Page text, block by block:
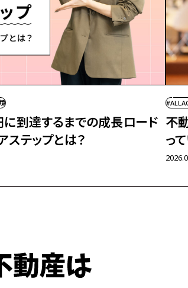
到達するまでの成長ロード
ステップとは？
不
っ